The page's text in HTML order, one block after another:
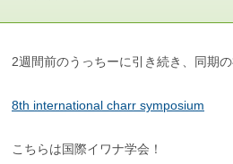
2週間前のうっちーに引き続き、同期
8th international charr symposium
こちらは国際イワナ学会！